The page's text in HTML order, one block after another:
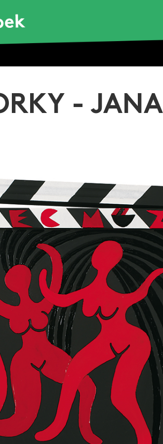
- JANA